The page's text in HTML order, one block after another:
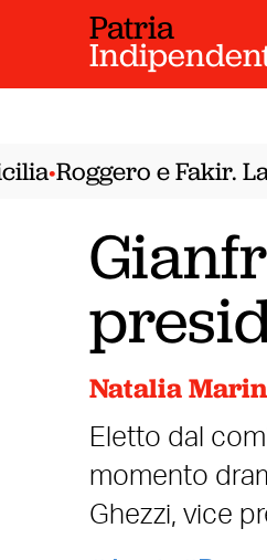
Patria
•Roggero e Fakir. La
Natalia
Eletto dal
momento
Ghezzi, vice